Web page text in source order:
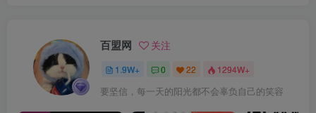
百盟网 关注
1.9W+ 0 22 1294W+
要坚信，每一天的阳光都不会辜负自己的笑容